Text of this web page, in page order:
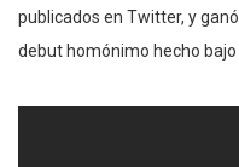
publicados en Twitter, y
debut homónimo hecho